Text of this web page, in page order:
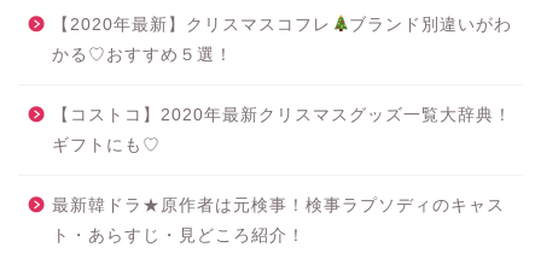
【2020年最新】クリスマスコフレ
ブランド別違いがわ
かる♡おすすめ５選！
【コストコ】2020年最新クリスマスグッズ一覧大辞典！
ギフトにも♡
最新韓ドラ★原作者は元検事！検事ラプソディのキャス
ト・あらすじ・見どころ紹介！